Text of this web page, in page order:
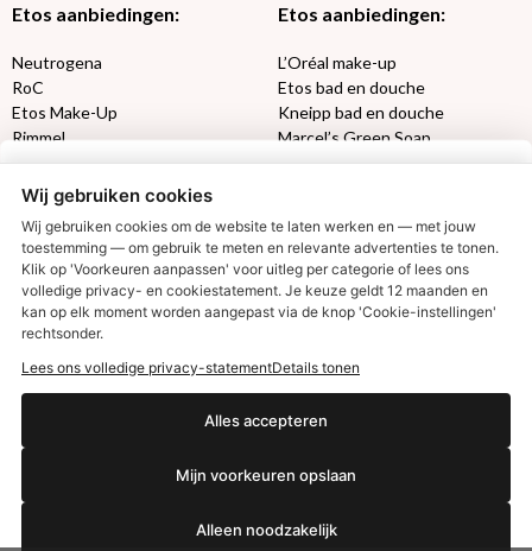
Etos aanbiedingen:
Neutrogena
RoC
Etos Make-Up
Rimmel
Max Factor
Etos aanbiedingen:
L’Oréal make-up
Etos bad en douche
Kneipp bad en douche
Marcel’s Green Soap
Oral-B
Etos aanbiedingen:
Aussie
Gillette
Gezichtsverzorging
Syoss
DETOXEN
Always
Libresse
Gliss Kur
Etos billendoekjes
VISION SUN
Wij gebruiken cookies
Wij gebruiken cookies om de website te laten werken en — met jouw
toestemming — om gebruik te meten en relevante advertenties te tonen.
Klik op 'Voorkeuren aanpassen' voor uitleg per categorie of lees ons
volledige privacy- en cookiestatement. Je keuze geldt 12 maanden en
kan op elk moment worden aangepast via de knop 'Cookie-instellingen'
rechtsonder.
Lees ons volledige privacy-statementDetails tonen
Alles accepteren
Mijn voorkeuren opslaan
Alleen noodzakelijk
€2,50 korting?
Ja, ik wil korting